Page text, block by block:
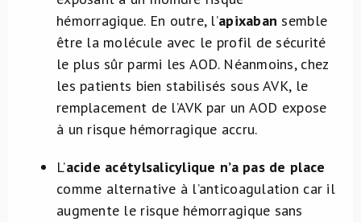
hémorragique. En outre, l’apixaban semble
être la molécule avec le profil de sécurité
le plus sûr parmi les AOD. Néanmoins, chez
les patients bien stabilisés sous AVK, le
remplacement de l’AVK par un AOD expose
à un risque hémorragique accru.
L’acide acétylsalicylique n’a pas de place
comme alternative à l’anticoagulation car il
augmente le risque hémorragique sans